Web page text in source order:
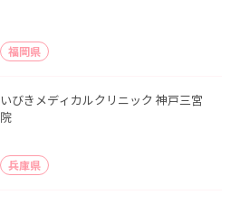
福岡県
いびきメディカルクリニック 神戸三宮
院
兵庫県